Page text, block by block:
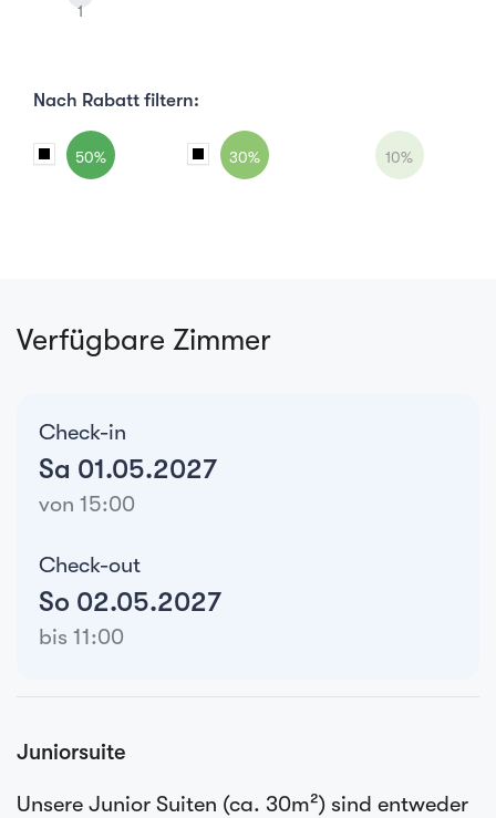
1
Nach Rabatt filtern:
50% 30% 10%
Verfügbare Zimmer
Check-in
Sa 01.05.2027
von 15:00
Check-out
So 02.05.2027
bis 11:00
Juniorsuite
Unsere Junior Suiten (ca. 30m²) sind entweder